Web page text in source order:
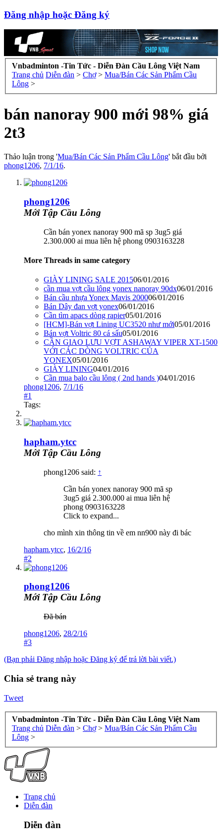
Đăng nhập hoặc Đăng ký
Vnbadminton -Tin Tức - Diễn Đàn Cầu Lông Việt Nam
Trang chủ Diễn đàn > Chợ > Mua/Bán Các Sản Phẩm Cầu
Lông >
bán nanoray 900 mới 98% giá
2t3
Thảo luận trong 'Mua/Bán Các Sản Phẩm Cầu Lông' bắt đầu bởi
phong1206, 7/1/16.
phong1206
Mới Tập Cầu Lông
Cần bán yonex nanoray 900 mã sp 3ug5 giá
2.300.000 ai mua liên hệ phong 0903163228
More Threads in same category
GIÀY LINING SALE 201506/01/2016
cần mua vợt cầu lông yonex nanoray 90dx06/01/2016
Bán cầu nhựa Yonex Mavis 200006/01/2016
Bán Dây đan vợt yonex06/01/2016
Cần tìm apacs dòng rapier05/01/2016
[HCM]-Bán vợt Lining UC3520 như mới05/01/2016
Bán vợt Voltric 80 cá sấu05/01/2016
CẦN GIAO LƯU VỢT ASHAWAY VIPER XT-1500
VỚI CÁC DÒNG VOLTRIC CỦA
YONEX05/01/2016
GIÀY LINING04/01/2016
Cần mua balo cầu lông ( 2nd hands )04/01/2016
phong1206, 7/1/16
#1
Tags:
hapham.ytcc
Mới Tập Cầu Lông
phong1206 said: ↑
Cần bán yonex nanoray 900 mã sp
3ug5 giá 2.300.000 ai mua liên hệ
phong 0903163228
Click to expand...
cho mình xin thông tin về em nn900 này đi bác
hapham.ytcc, 16/2/16
#2
phong1206
Mới Tập Cầu Lông
Đã bán
phong1206, 28/2/16
#3
(Bạn phải Đăng nhập hoặc Đăng ký để trả lời bài viết.)
Chia sẻ trang này
Tweet
Vnbadminton -Tin Tức - Diễn Đàn Cầu Lông Việt Nam
Trang chủ Diễn đàn > Chợ > Mua/Bán Các Sản Phẩm Cầu
Lông >
Trang chủ
Diễn đàn
Diễn đàn